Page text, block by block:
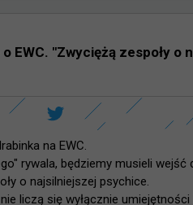
EWC. "Zwyciężą zespoły o
na EWC.
rywala, będziemy musieli wejść
o najsilniejszej psychice.
liczą się wyłącznie